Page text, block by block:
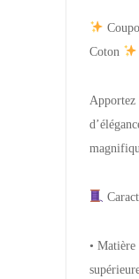
Coton
Apportez
•